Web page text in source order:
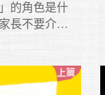
的角色是什
長不要介入